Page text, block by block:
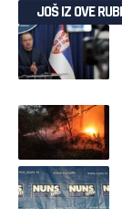
JOŠ IZ OVE